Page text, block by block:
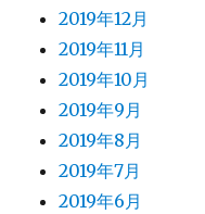
2019年12月
2019年11月
2019年10月
2019年9月
2019年8月
2019年7月
2019年6月